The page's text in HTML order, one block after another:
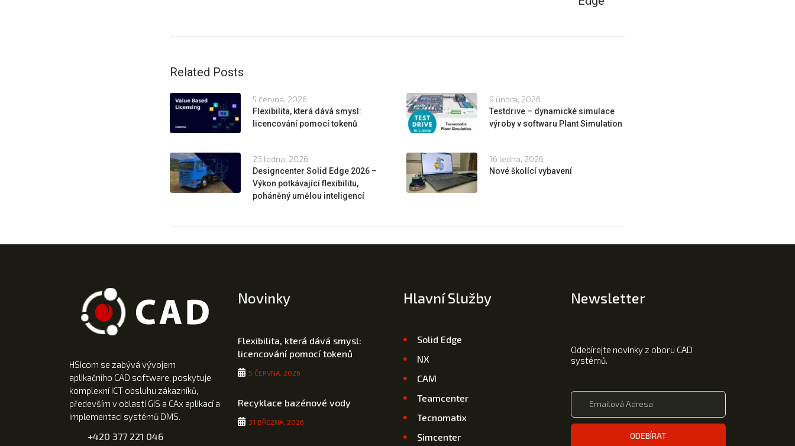
Related Posts
5 června, 2026
Flexibilita, která dává smysl:
licencování pomocí tokenů
9 února, 2026
Testdrive – dynamické simulace
výroby v softwaru Plant Simulation
23 ledna, 2026
Designcenter Solid Edge 2026 –
Výkon potkávající flexibilitu,
poháněný umělou inteligencí
16 ledna, 2026
Nové školící vybavení
HSIcom se zabývá vývojem
aplikačního CAD software, poskytuje
komplexní ICT obsluhu zákazníků,
především v oblasti GIS a CAx aplikací a
implementaci systémů DMS.
+420 377 221 046
Novinky
Flexibilita, která dává smysl:
licencování pomocí tokenů
5 ČERVNA, 2026
Recyklace bazénové vody
31 BŘEZNA, 2026
Hlavní Služby
Solid Edge
NX
CAM
Teamcenter
Tecnomatix
Simcenter
Newsletter
Odebírejte novinky z oboru CAD
systémů.
ODEBÍRAT